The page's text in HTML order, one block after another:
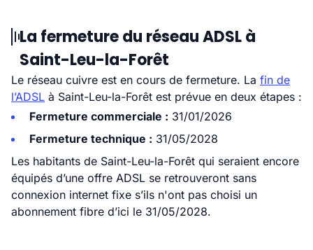
La fermeture du réseau ADSL à
Saint-Leu-la-Forêt
Le réseau cuivre est en cours de fermeture. La fin de
l’ADSL à Saint-Leu-la-Forêt est prévue en deux étapes :
Fermeture commerciale : 31/01/2026
Fermeture technique : 31/05/2028
Les habitants de Saint-Leu-la-Forêt qui seraient encore
équipés d’une offre ADSL se retrouveront sans
connexion internet fixe s’ils n'ont pas choisi un
abonnement fibre d’ici le 31/05/2028.